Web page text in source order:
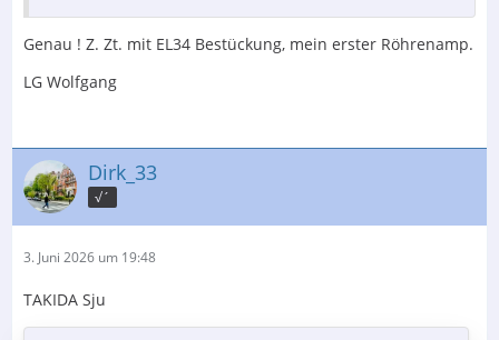
Genau ! Z. Zt. mit EL34 Bestückung, mein erster Röhrenamp.
LG Wolfgang
Dirk_33
√´
3. Juni 2026 um 19:48
TAKIDA Sju